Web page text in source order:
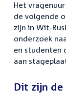
Het
de volgende
zijn in Wit-
onderzoek
en studenten
aan
Dit zijn de